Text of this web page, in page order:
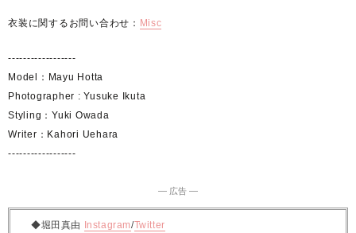
衣装に関するお問い合わせ： Misc
------------------
Model：Mayu Hotta
Photographer : Yusuke Ikuta
Styling：Yuki Owada
Writer：Kahori Uehara
------------------
― 広告 ―
◆堀田真由 Instagram/Twitter